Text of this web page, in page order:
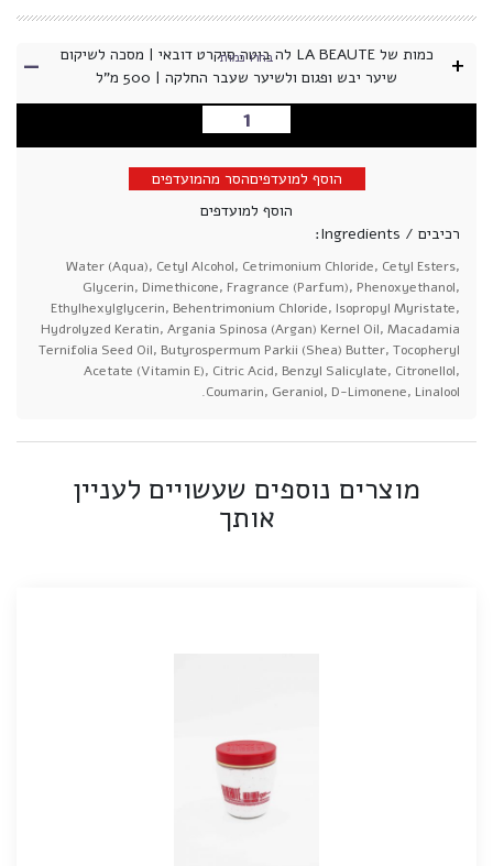
+
כמות של LA BEAUTE לה בוטה סיקרט דובאי | מסכה לשיקום
שיער יבש ופגום ולשיער שעבר החלקה | 500 מ"ל
בחרו כמות -
הוספה לסל
הוסף למועדפיםהסר מהמועדפים
הוסף למועדפים
רכיבים / Ingredients:
Water (Aqua), Cetyl Alcohol, Cetrimonium Chloride, Cetyl Esters,
Glycerin, Dimethicone, Fragrance (Parfum), Phenoxyethanol,
Ethylhexylglycerin, Behentrimonium Chloride, Isopropyl Myristate,
Hydrolyzed Keratin, Argania Spinosa (Argan) Kernel Oil, Macadamia
Ternifolia Seed Oil, Butyrospermum Parkii (Shea) Butter, Tocopheryl
Acetate (Vitamin E), Citric Acid, Benzyl Salicylate, Citronellol,
Coumarin, Geraniol, D-Limonene, Linalool.
מוצרים נוספים שעשויים לעניין
אותך